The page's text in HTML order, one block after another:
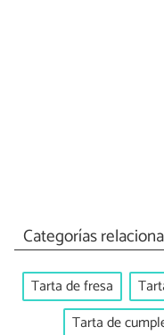
Categorías
Tarta de fresa
Tarta de